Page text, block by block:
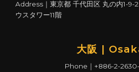
Address｜東京都 千代田区 丸の内1-9-
ウスタワー11階
大阪 |
Phone｜+886-2-